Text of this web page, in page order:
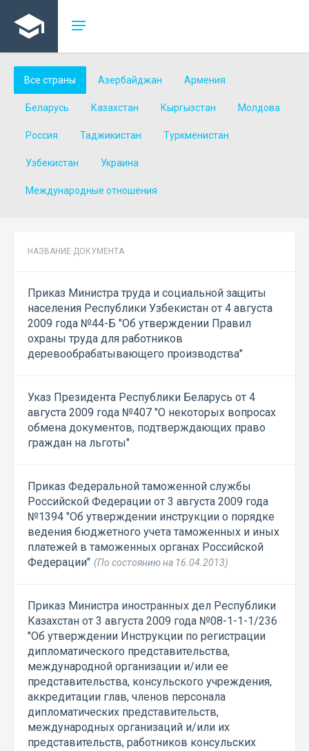
Все страны Азербайджан Армения
Беларусь Казахстан Кыргызстан Молдова
Россия Таджикистан Туркменистан
Узбекистан Украина
Международные отношения
НАЗВАНИЕ ДОКУМЕНТА
Приказ Министра труда и социальной защиты
населения Республики Узбекистан от 4 августа
2009 года №44-Б "Об утверждении Правил
охраны труда для работников
деревообрабатывающего производства"
Указ Президента Республики Беларусь от 4
августа 2009 года №407 "О некоторых вопросах
обмена документов, подтверждающих право
граждан на льготы"
Приказ Федеральной таможенной службы
Российской Федерации от 3 августа 2009 года
№1394 "Об утверждении инструкции о порядке
ведения бюджетного учета таможенных и иных
платежей в таможенных органах Российской
Федерации" (По состоянию на 16.04.2013)
Приказ Министра иностранных дел Республики
Казахстан от 3 августа 2009 года №08-1-1-1/236
"Об утверждении Инструкции по регистрации
дипломатического представительства,
международной организации и/или ее
представительства, консульского учреждения,
аккредитации глав, членов персонала
дипломатических представительств,
международных организаций и/или их
представительств, работников консульских